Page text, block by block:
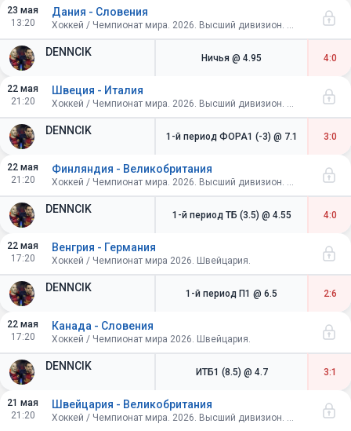
23 мая
13:20
DENNCIK
Дания - Словения
Хоккей / Чемпионат мира. 2026. Высший дивизион. Швейцария. Групповой этап
Ничья @ 4.95 4:0
22 мая
21:20
DENNCIK
Швеция - Италия
Хоккей / Чемпионат мира. 2026. Высший дивизион. Швейцария. Групповой этап
1-й период ФОРА1 (-3) @ 7.1 3:0
22 мая
21:20
DENNCIK
Финляндия - Великобритания
Хоккей / Чемпионат мира. 2026. Высший дивизион. Швейцария. Групповой этап
1-й период ТБ (3.5) @ 4.55 4:0
22 мая
17:20
DENNCIK
Венгрия - Германия
Хоккей / Чемпионат мира 2026. Швейцария.
1-й период П1 @ 6.5 2:6
22 мая
17:20
DENNCIK
Канада - Словения
Хоккей / Чемпионат мира 2026. Швейцария.
ИТБ1 (8.5) @ 4.7 3:1
21 мая
21:20
Швейцария - Великобритания
Хоккей / Чемпионат мира. 2026. Высший дивизион. Швейцария. Групповой этап